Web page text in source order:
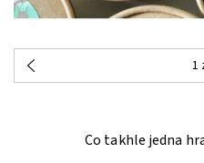
1
Co takhle jedna